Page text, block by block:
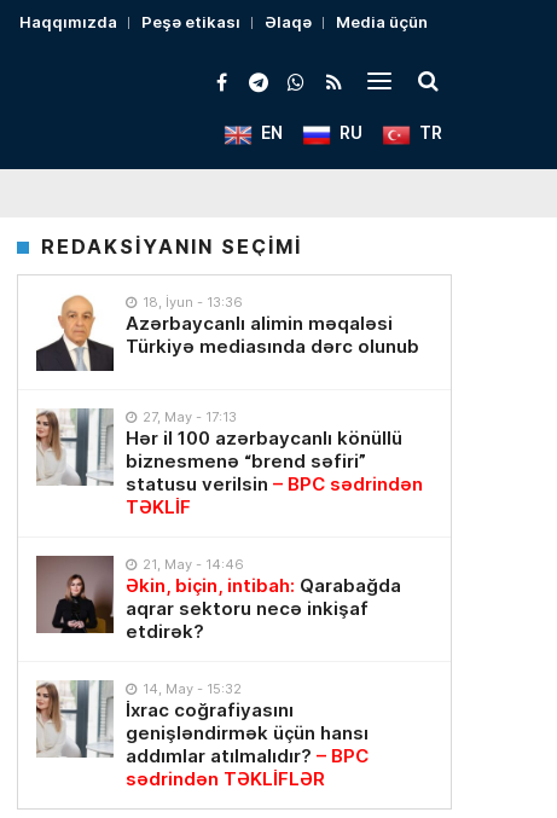
Haqqımızda Peşə etikası Əlaqə Media üçün
TR
RU
EN
REDAKSİYANIN SEÇİMİ
18, İyun - 13:36
Azərbaycanlı alimin məqaləsi
Türkiyə mediasında dərc olunub
27, May - 17:13
Hər il 100 azərbaycanlı könüllü
biznesmenə “brend səfiri”
statusu verilsin – BPC sədrindən
TƏKLİF
21, May - 14:46
Əkin, biçin, intibah: Qarabağda
aqrar sektoru necə inkişaf
etdirək?
14, May - 15:32
İxrac coğrafiyasını
genişləndirmək üçün hansı
addımlar atılmalıdır? – BPC
sədrindən TƏKLİFLƏR